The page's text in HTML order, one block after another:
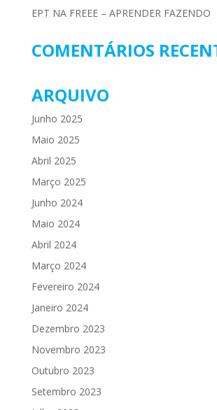
EPT NA FREEE – APRENDER FAZENDO
COMENTÁRIOS
ARQUIVO
Junho 2025
Maio 2025
Abril 2025
Março 2025
Junho 2024
Maio 2024
Abril 2024
Março 2024
Fevereiro 2024
Janeiro 2024
Dezembro 2023
Novembro 2023
Outubro 2023
Setembro 2023